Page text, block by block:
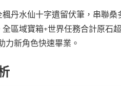
丹水仙十字遺留伏筆，串聯
區域寶箱+世界任務合計原石
力新角色快速畢業。